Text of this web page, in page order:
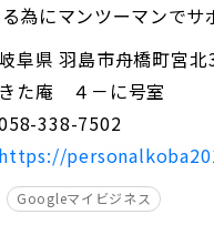
為にマンツーマンでサ
阜県 羽島市舟橋町宮
きた庵 ４－に号室
338-7502
https://
Googleマイビジネス